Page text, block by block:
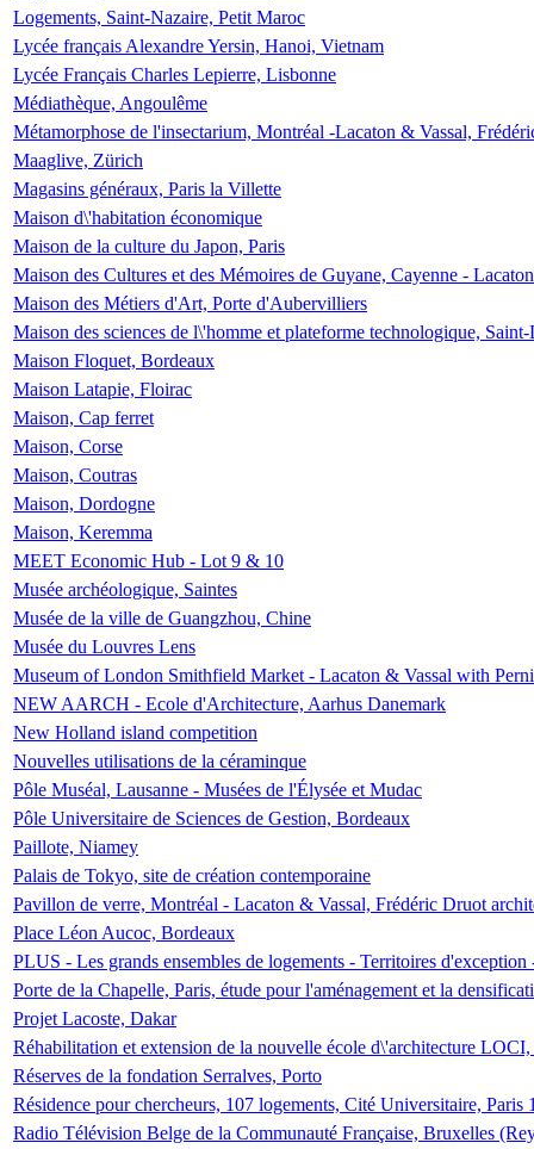
Logements, Saint-Nazaire, Petit Maroc
Lycée français Alexandre Yersin, Hanoi, Vietnam
Lycée Français Charles Lepierre, Lisbonne
Médiathèque, Angoulême
Métamorphose de l'insectarium, Montréal -Lacaton & Vassal,
Maaglive, Zürich
Magasins généraux, Paris la Villette
Maison d\'habitation économique
Maison de la culture du Japon, Paris
Maison des Cultures et des Mémoires de Guyane, Cayenne -
Maison des Métiers d'Art, Porte d'Aubervilliers
Maison des sciences de l\'homme et plateforme technologique,
Maison Floquet, Bordeaux
Maison Latapie, Floirac
Maison, Cap ferret
Maison, Corse
Maison, Coutras
Maison, Dordogne
Maison, Keremma
MEET Economic Hub - Lot 9 & 10
Musée archéologique, Saintes
Musée de la ville de Guangzhou, Chine
Musée du Louvres Lens
Museum of London Smithfield Market - Lacaton & Vassal with
NEW AARCH - Ecole d'Architecture, Aarhus Danemark
New Holland island competition
Nouvelles utilisations de la céraminque
Pôle Muséal, Lausanne - Musées de l'Élysée et Mudac
Pôle Universitaire de Sciences de Gestion, Bordeaux
Paillote, Niamey
Palais de Tokyo, site de création contemporaine
Pavillon de verre, Montréal - Lacaton & Vassal, Frédéric Druot
Place Léon Aucoc, Bordeaux
PLUS - Les grands ensembles de logements - Territoires
Porte de la Chapelle, Paris, étude pour l'aménagement et la
Projet Lacoste, Dakar
Réhabilitation et extension de la nouvelle école d\'architecture
Réserves de la fondation Serralves, Porto
Résidence pour chercheurs, 107 logements, Cité Universitaire, Paris
Radio Télévision Belge de la Communauté Française, Bruxelles